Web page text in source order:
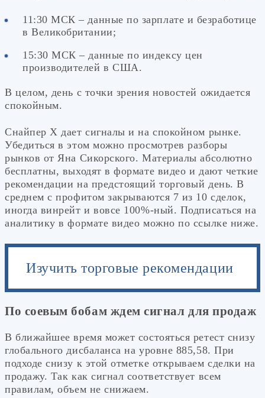
11:30 МСК – данные по зарплате и безработице
в Великобритании;
15:30 МСК – данные по индексу цен
производителей в США.
В целом, день с точки зрения новостей ожидается
спокойным.
Снайпер Х дает сигналы и на спокойном рынке.
Убедиться в этом можно просмотрев разборы
рынков от Яна Сикорского. Материалы абсолютно
бесплатны, выходят в формате видео и дают четкие
рекомендации на предстоящий торговый день. В
среднем с профитом закрываются 7 из 10 сделок,
иногда винрейт и вовсе 100%-ный. Подписаться на
аналитику в формате видео можно по ссылке ниже.
Изучить торговые рекомендации
По соевым бобам ждем сигнал для продаж
В ближайшее время может состояться ретест снизу
глобального дисбаланса на уровне 885,58. При
подходе снизу к этой отметке открываем сделки на
продажу. Так как сигнал соответствует всем
правилам, объем не снижаем.